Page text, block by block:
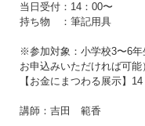
当日受付：14：00〜
持ち物 ：筆記用具
※参加対象：小学校3〜6
お申込みいただければ可能
【お金にまつわる展示】
講師：吉田 範香